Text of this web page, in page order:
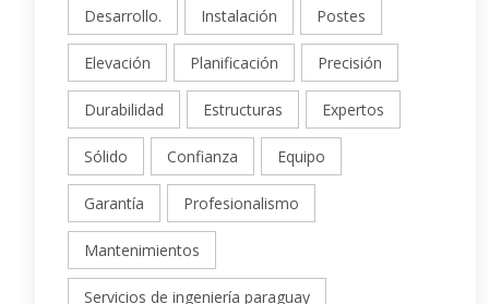
Desarrollo. Instalación Postes
Elevación Planificación Precisión
Durabilidad Estructuras Expertos
Sólido Confianza Equipo
Garantía Profesionalismo
Mantenimientos
Servicios de ingeniería paraguay